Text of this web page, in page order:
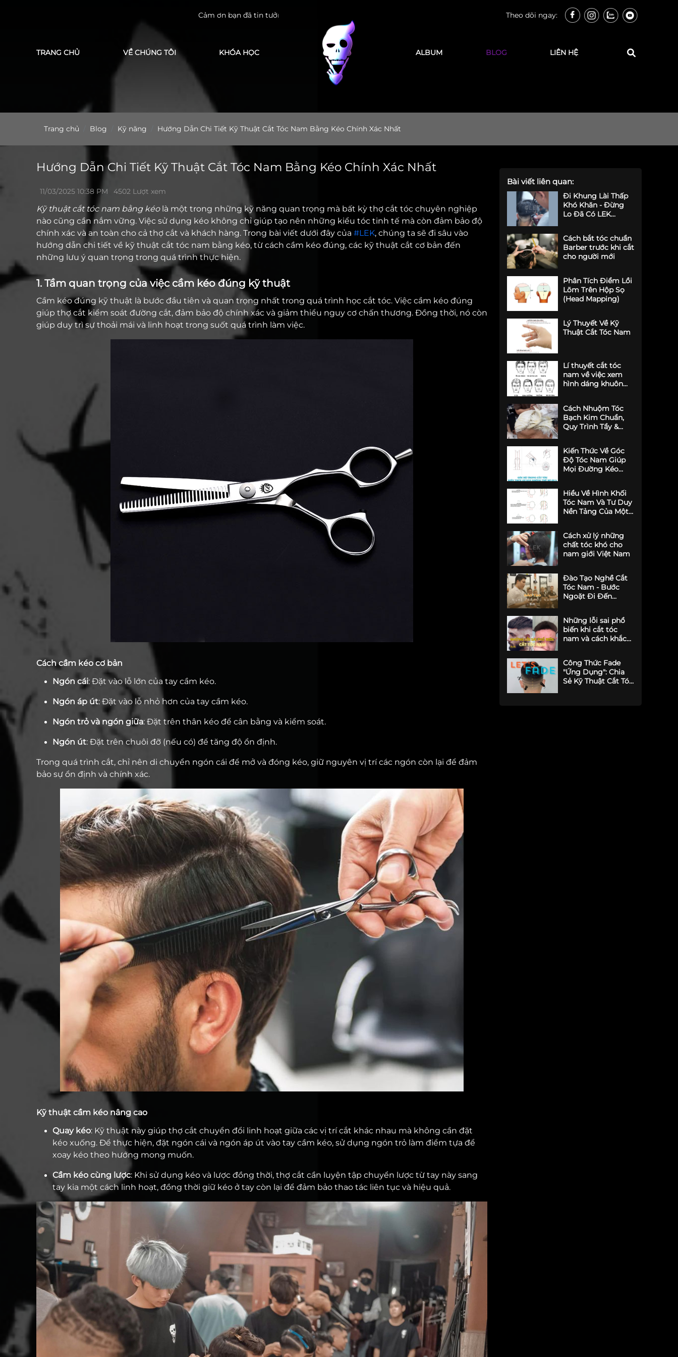
Cảm ơn bạn đã tin tưởng LEK Barber Academy Theo dõi ngay:
TRANG CHỦ VỀ CHÚNG TÔI KHÓA HỌC ALBUM BLOG LIÊN HỆ
Trang chủ Blog Kỹ năng Hướng Dẫn Chi Tiết Kỹ Thuật Cắt Tóc Nam Bằng Kéo Chính Xác Nhất
Hướng Dẫn Chi Tiết Kỹ Thuật Cắt Tóc Nam Bằng Kéo Chính Xác Nhất
11/03/2025 10:38 PM 4502 Lượt xem
Kỹ thuật cắt tóc nam bằng kéolà một trong những kỹ năng quan trọng mà bất kỳ thợ cắt tóc chuyên nghiệp
nào cũng cần nắm vững. Việc sử dụng kéo không chỉ giúp tạo nên những kiểu tóc tinh tế mà còn đảm bảo độ
chính xác và an toàn cho cả thợ cắt và khách hàng. Trong bài viết dưới đây của #LEK, chúng ta sẽ đi sâu vào
hướng dẫn chi tiết về kỹ thuật cắt tóc nam bằng kéo, từ cách cầm kéo đúng, các kỹ thuật cắt cơ bản đến
những lưu ý quan trọng trong quá trình thực hiện.
1. Tầm quan trọng của việc cầm kéo đúng kỹ thuật
Cầm kéo đúng kỹ thuật là bước đầu tiên và quan trọng nhất trong quá trình học cắt tóc. Việc cầm kéo đúng
giúp thợ cắt kiểm soát đường cắt, đảm bảo độ chính xác và giảm thiểu nguy cơ chấn thương. Đồng thời, nó còn
giúp duy trì sự thoải mái và linh hoạt trong suốt quá trình làm việc.
Cách cầm kéo cơ bản
Ngón cái: Đặt vào lỗ lớn của tay cầm kéo.
Ngón áp út: Đặt vào lỗ nhỏ hơn của tay cầm kéo.
Ngón trỏ và ngón giữa: Đặt trên thân kéo để cân bằng và kiểm soát.
Ngón út: Đặt trên chuôi đỡ (nếu có) để tăng độ ổn định.
Trong quá trình cắt, chỉ nên di chuyển ngón cái để mở và đóng kéo, giữ nguyên vị trí các ngón còn lại để đảm
bảo sự ổn định và chính xác.
Kỹ thuật cầm kéo nâng cao
Quay kéo: Kỹ thuật này giúp thợ cắt chuyển đổi linh hoạt giữa các vị trí cắt khác nhau mà không cần đặt
kéo xuống. Để thực hiện, đặt ngón cái và ngón áp út vào tay cầm kéo, sử dụng ngón trỏ làm điểm tựa để
xoay kéo theo hướng mong muốn.
Cầm kéo cùng lược: Khi sử dụng kéo và lược đồng thời, thợ cắt cần luyện tập chuyển lược từ tay này sang
tay kia một cách linh hoạt, đồng thời giữ kéo ở tay còn lại để đảm bảo thao tác liên tục và hiệu quả.
Bài viết liên quan:
Đi Khung Lài Thấp
Khó Khăn - Đừng
Lo Đã Có LEK
Cách bắt tóc chuẩn
Barber trước khi cắt
cho người mới
Phân Tích Điểm Lồi
Lõm Trên Hộp Sọ
(Head Mapping)
Lý Thuyết Về Kỹ
Thuật Cắt Tóc Nam
Lí thuyết cắt tóc
nam về việc xem
hình dáng khuôn
Cách Nhuộm Tóc
Bạch Kim Chuẩn,
Quy Trình Tẩy &
Kiến Thức Về Góc
Độ Tóc Nam Giúp
Mọi Đường Kéo
Hiểu Về Hình Khối
Tóc Nam Và Tư Duy
Nền Tảng Của Một
Cách xử lý những
chất tóc khó cho
nam giới Việt Nam
Đào Tạo Nghề Cắt
Tóc Nam - Bước
Ngoặt Đi Đến
Những lỗi sai phổ
biến khi cắt tóc
nam và cách khắc
Công Thức Fade
"Ứng Dụng": Chia
Sẻ Kỹ Thuật Cắt Tóc